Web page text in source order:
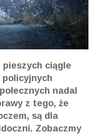
pieszych ciągle
policyjnych
nadal
z tego, że
są dla
Zobaczmy